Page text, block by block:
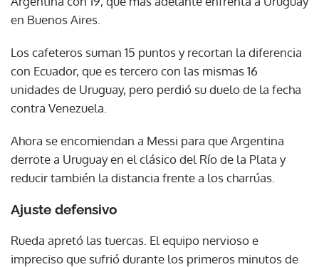
en Buenos Aires.
Los cafeteros suman 15 puntos y recortan la diferencia
con Ecuador, que es tercero con las mismas 16
unidades de Uruguay, pero perdió su duelo de la fecha
contra Venezuela.
Ahora se encomiendan a Messi para que Argentina
derrote a Uruguay en el clásico del Río de la Plata y
reducir también la distancia frente a los charrúas.
Ajuste defensivo
Rueda apretó las tuercas. El equipo nervioso e
impreciso que sufrió durante los primeros minutos de